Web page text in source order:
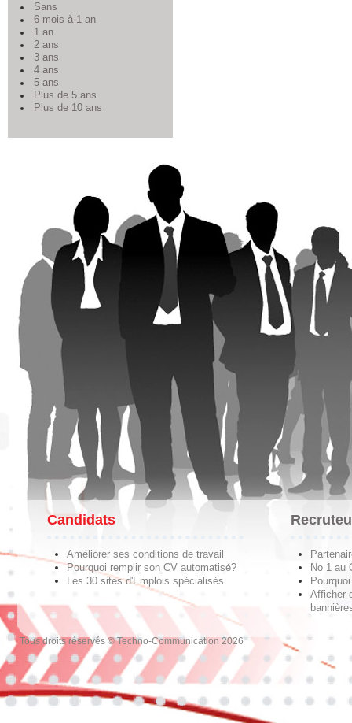
Sans
6 mois à 1 an
1 an
2 ans
3 ans
4 ans
5 ans
Plus de 5 ans
Plus de 10 ans
Candidats
Améliorer ses conditions de travail
Pourquoi remplir son CV automatisé?
Les 30 sites d'Emplois spécialisés
No 1 au
Afficher
Tous droits réservés © Techno-Communication 2026